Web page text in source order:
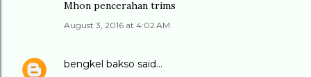
Mhon pencerahan trims
August 3, 2016 at 4:02 AM
bengkel bakso said…